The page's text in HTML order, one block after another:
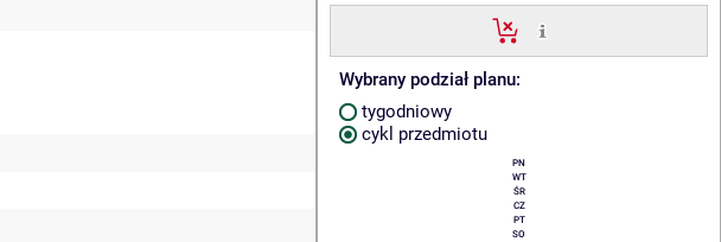
Wybrany podział planu:
tygodniowy
cykl przedmiotu
PN
WT
ŚR
CZ
PT
SO